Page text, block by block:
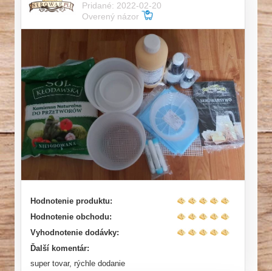
Pridané: 2022-02-20
Overený názor
Hodnotenie produktu:
Hodnotenie obchodu:
Vyhodnotenie dodávky:
Ďalší komentár:
super tovar, rýchle dodanie